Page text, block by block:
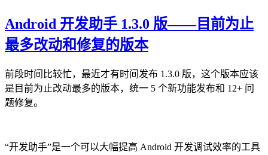
Android 开发助手 1.3.0 版——目前为止
最多改动和修复的版本
前段时间比较忙，最近才有时间发布 1.3.0 版，这个版本应该
是目前为止改动最多的版本，统一 5 个新功能发布和 12+ 问
题修复。
“开发助手”是一个可以大幅提高 Android 开发调试效率的工具